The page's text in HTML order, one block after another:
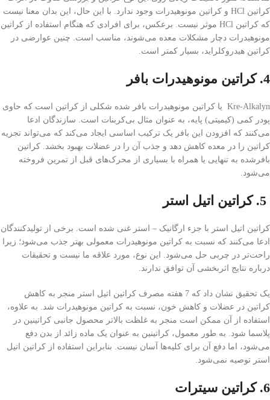
کراتین HCl و کراتین مونوهیدرات وجود ندارد. با این حال، این بدان معنا نیست
که کراتین HCl موثر نیست. برعکس، برای افرادی که هنگام استفاده از کراتین
مونوهیدرات دچار مشکلات معده می‌شوند، مناسب است. چنین عوارضی در
کراتین هیدروکلراید، بسیار کمتر است.
4. کراتین مونوهیدرات بافر
Kre-Alkalyn یا کراتین مونوهیدرات بافر شده شکلی از کراتین است که حاوی
پودر کمی (کیمیتی) پایه، به عنوان مثال بی‌کربنات است. سازندگان ادعا
می‌کنند که افزودن این بافر یک ترکیب اساسی ایجاد می‌کند که می‌تواند تجزیه
کراتین را در معده کاهش دهد و جذب آن را در عضلات بهبود بخشد. کراتین
بافرشده به تنهایی یا همراه با بسیاری از محرک‌های قبل از تمرین فروخته
می‌شود.
کراتین اتیل استر با جزء ارگانیک – استر غنی شده است. برخی از تولیدکنندگان
ادعا می‌کنند که نسبت به کراتین مونوهیدرات معمولی بهتر جذب می‌شود؛ زیرا
راحت‌تر در چربی حل می‌شود. این نوع، مورد علاقه ما نیست و تحقیقات
درباره نتایج اثربخشی آن توافق ندارند.
یک تحقیق نشان داد که 7 هفته مصرف کراتین اتیل استر منجر به کاهش
کراتین در عضلات و کاهش خون، نسبت به کراتین مونوهیدرات شد. به علاوه،
استفاده از آن ممکن است منجر به غلظت بالاتر محصول جانبی کراتینین در
پلاسما شود. به طور معمول، کراتینین به عنوان یک ماده زائد از بدن دفع
می‌شود، اما دفع آن برای کلیه‌ها آسان نیست. بنابراین استفاده از کراتین اتیل
استر توصیه نمی‌شود.
6. کراتین سیترات